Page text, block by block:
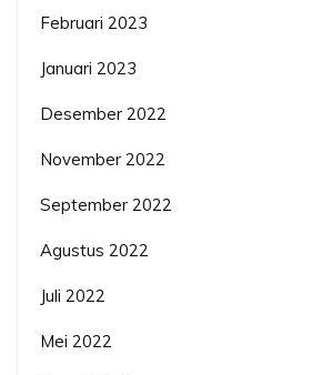
Februari 2023
Januari 2023
Desember 2022
November 2022
September 2022
Agustus 2022
Juli 2022
Mei 2022